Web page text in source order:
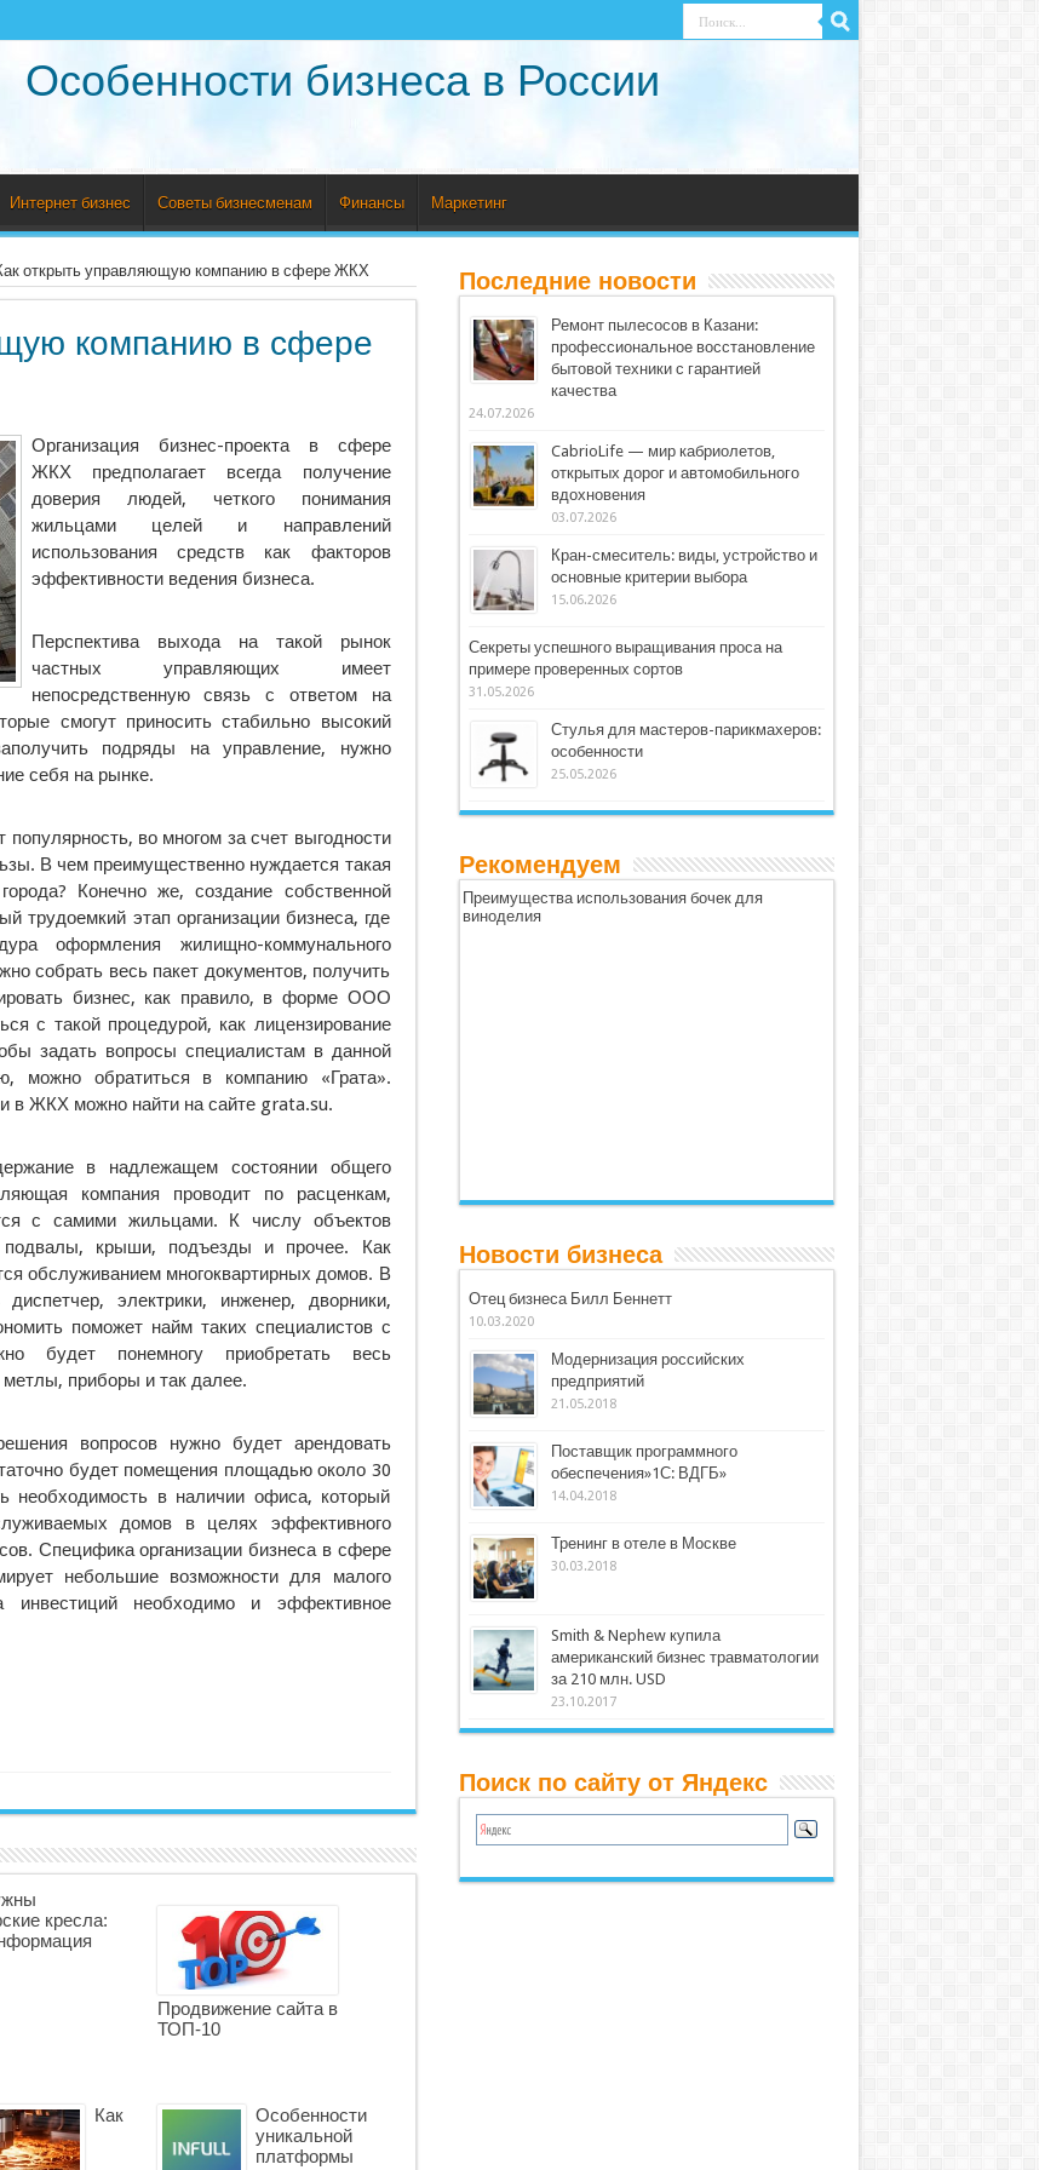
Особенности бизнеса в России
Интернет бизнес Советы бизнесменам Финансы Маркетинг
открыть управляющую компанию в сфере ЖКХ
компанию в сфере
Организация бизнес-проекта в сфере
ЖКХ предполагает всегда получение
доверия людей, четкого понимания
жильцами целей и направлений
использования средств как факторов
эффективности ведения бизнеса.
Перспектива выхода на такой рынок
частных управляющих имеет
непосредственную связь с ответом на
смогут приносить стабильно высокий
подряды на управление, нужно
себя на рынке.
во многом за счет выгодности
В чем преимущественно нуждается такая
Конечно же, создание собственной
трудоемкий этап организации бизнеса, где
оформления жилищно-коммунального
собрать весь пакет документов, получить
бизнес, как правило, в форме ООО
с такой процедурой, как лицензирование
задать вопросы специалистам в данной
можно обратиться в компанию «Грата».
в ЖКХ можно найти на сайте grata.su.
в надлежащем состоянии общего
компания проводит по расценкам,
с самими жильцами. К числу объектов
подвалы, крыши, подъезды и прочее. Как
обслуживанием многоквартирных домов. В
электрики, инженер, дворники,
поможет найм таких специалистов с
будет понемногу приобретать весь
приборы и так далее.
вопросов нужно будет арендовать
будет помещения площадью около 30
необходимость в наличии офиса, который
домов в целях эффективного
Специфика организации бизнеса в сфере
небольшие возможности для малого
инвестиций необходимо и эффективное
кресла:
Продвижение сайта в
ТОП-10
Как
Особенности
уникальной
платформы
Последние новости
Ремонт пылесосов в Казани:
профессиональное восстановление
бытовой техники с гарантией
качества
24.07.2026
CabrioLife — мир кабриолетов,
открытых дорог и автомобильного
вдохновения
03.07.2026
Кран-смеситель: виды, устройство и
основные критерии выбора
15.06.2026
Секреты успешного выращивания проса на
примере проверенных сортов
31.05.2026
Стулья для мастеров-парикмахеров:
особенности
25.05.2026
Рекомендуем
Преимущества использования бочек для
виноделия
Новости бизнеса
Отец бизнеса Билл Беннетт
10.03.2020
Модернизация российских
предприятий
21.05.2018
Поставщик программного
обеспечения»1С: ВДГБ»
14.04.2018
Тренинг в отеле в Москве
30.03.2018
Smith & Nephew купила
американский бизнес травматологии
за 210 млн. USD
23.10.2017
Поиск по сайту от Яндекс